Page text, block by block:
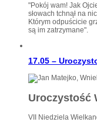
"Pokój wam! Jak
słowach tchnął na
Którym odpuścicie
są im zatrzymane".
17.05 –
Uroczystość
VII Niedziela